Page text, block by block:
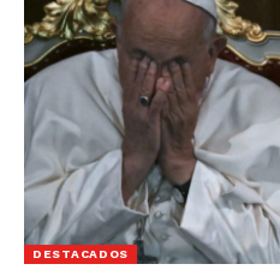
DESTACADOS